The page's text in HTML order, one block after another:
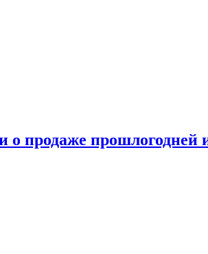
о продаже прошлогодней